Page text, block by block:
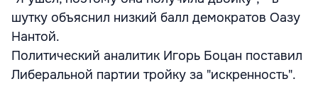
шутку объяснил низкий балл демократов Оазу
Нантой.
Политический аналитик Игорь Боцан поставил
Либеральной партии тройку за "искренность".